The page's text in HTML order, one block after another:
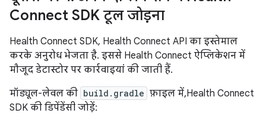
Connect SDK टूल जोड़ना
Health Connect SDK, Health Connect API का इस्तेमाल
करके अनुरोध भेजता है. इससे Health Connect ऐप्लिकेशन में
मौजूद डेटास्टोर पर कार्रवाइयां की जाती हैं.
मॉड्यूल-लेवल की build.gradle फ़ाइल में, Health Connect
SDK की डिपेंडेंसी जोड़ें: